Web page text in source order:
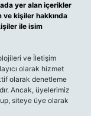
yer alan içerikler
kişiler hakkında
ile isim
ve İletişim
olarak hizmet
olarak denetleme
Ancak, üyelerimiz
siteye üye olarak